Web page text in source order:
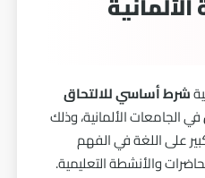
شرط أساسي للالتحاق
في الجامعات الألمانية، وذلك
على اللغة في الفهم
والأنشطة التعليمية.